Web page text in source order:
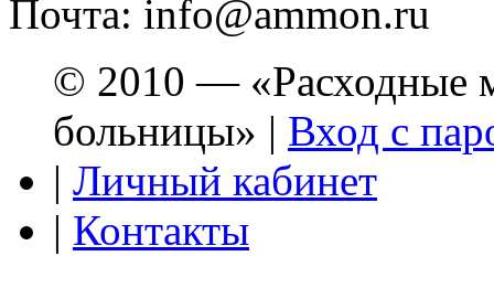
Почта: info@ammon.ru
© 2010 — «Расходные
больницы» | Вход с
| Личный кабинет
| Контакты